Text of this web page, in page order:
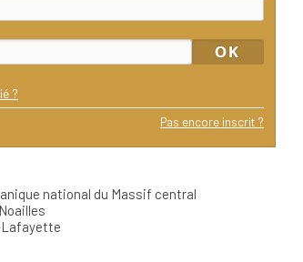
?
Pas encore inscrit ?
national du Massif central
Lafayette